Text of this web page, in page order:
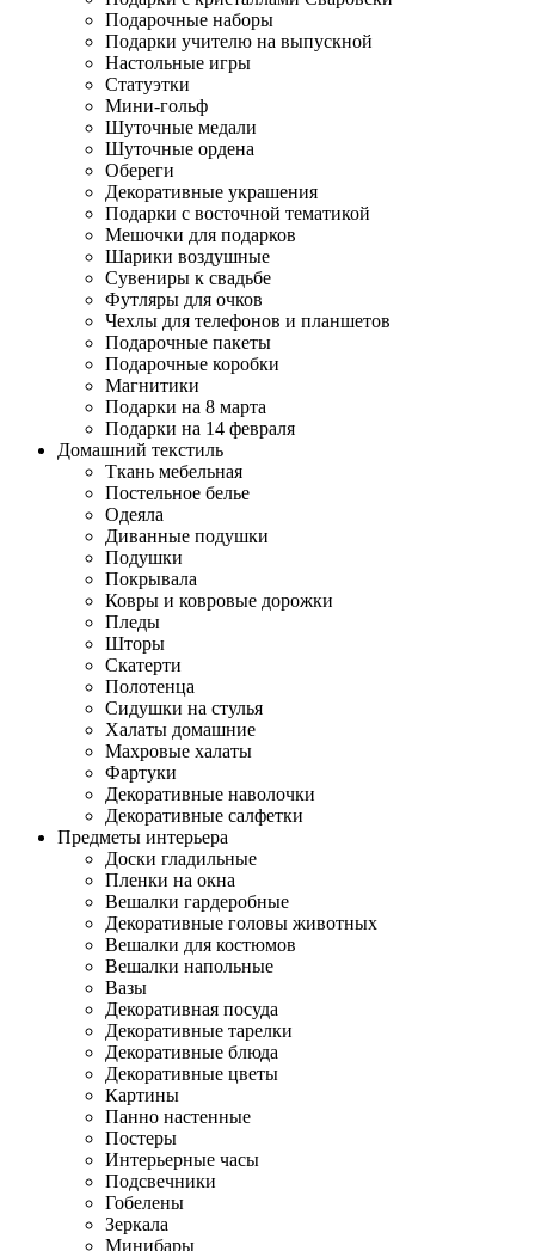
Подарочные наборы
Подарки учителю на выпускной
Настольные игры
Статуэтки
Мини-гольф
Шуточные медали
Шуточные ордена
Обереги
Декоративные украшения
Подарки с восточной тематикой
Мешочки для подарков
Шарики воздушные
Сувениры к свадьбе
Футляры для очков
Чехлы для телефонов и планшетов
Подарочные пакеты
Подарочные коробки
Магнитики
Подарки на 8 марта
Подарки на 14 февраля
Домашний текстиль
Ткань мебельная
Постельное белье
Одеяла
Диванные подушки
Подушки
Покрывала
Ковры и ковровые дорожки
Пледы
Шторы
Скатерти
Полотенца
Сидушки на стулья
Халаты домашние
Махровые халаты
Фартуки
Декоративные наволочки
Декоративные салфетки
Предметы интерьера
Доски гладильные
Пленки на окна
Вешалки гардеробные
Декоративные головы животных
Вешалки для костюмов
Вешалки напольные
Вазы
Декоративная посуда
Декоративные тарелки
Декоративные блюда
Декоративные цветы
Картины
Панно настенные
Постеры
Интерьерные часы
Подсвечники
Гобелены
Зеркала
Минибары